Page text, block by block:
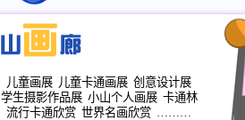
儿童画展 儿童卡通画展 创意设计展
学生摄影作品展 小山个人画展 卡通林
流行卡通欣赏 世界名画欣赏 ………